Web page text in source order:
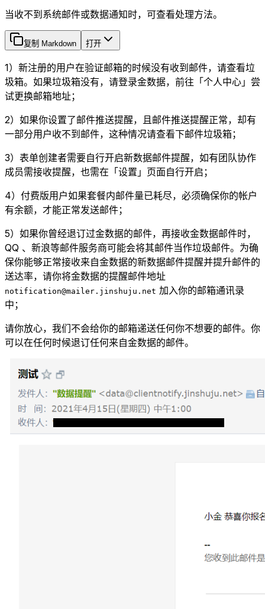
当收不到系统邮件或数据通知时，可查看处理方法。
复制 Markdown 打开
1）新注册的用户在验证邮箱的时候没有收到邮件，请查看垃
圾箱。如果垃圾箱没有，请登录金数据，前往「个人中心」尝
试更换邮箱地址；
2）如果你设置了邮件推送提醒，且邮件推送提醒正常，却有
一部分用户收不到邮件，这种情况请查看下邮件垃圾箱；
3）表单创建者需要自行开启新数据邮件提醒，如有团队协作
成员需接收提醒，也需在「设置」页面自行开启；
4）付费版用户如果套餐内邮件量已耗尽，必须确保你的帐户
有余额，才能正常发送邮件；
5）如果你曾经退订过金数据的邮件，再接收金数据邮件时，
QQ 、新浪等邮件服务商可能会将其邮件当作垃圾邮件。为确
保你能够正常接收来自金数据的新数据邮件提醒并提升邮件的
送达率，请你将金数据的提醒邮件地址
notification@mailer.jinshuju.net 加入你的邮箱通讯录
中；
请你放心，我们不会给你的邮箱递送任何你不想要的邮件。你
可以在任何时候退订任何来自金数据的邮件。